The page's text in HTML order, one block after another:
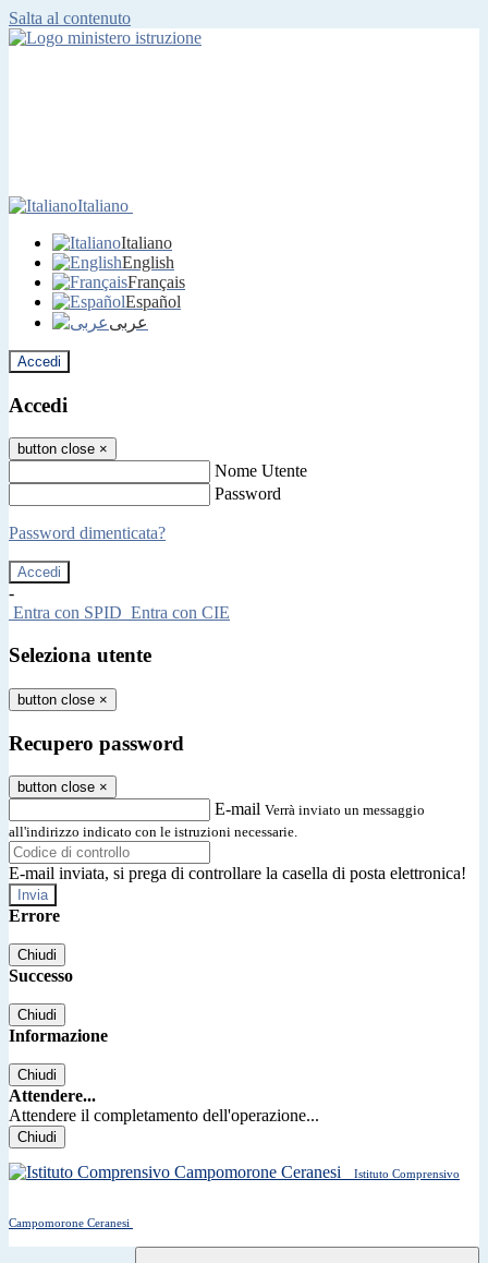
Salta al contenuto
Italiano
Italiano
English
Français
Español
عربى
Accedi
Accedi
button close ×
Nome Utente
Password
Password dimenticata?
-
Entra con SPID Entra con CIE
Seleziona utente
button close ×
Recupero password
button close ×
E-mail Verrà inviato un messaggio
all'indirizzo indicato con le istruzioni necessarie.
E-mail inviata, si prega di controllare la casella di posta elettronica!
Errore
Chiudi
Successo
Chiudi
Informazione
Chiudi
Attendere...
Attendere il completamento dell'operazione...
Chiudi
Istituto Comprensivo
Campomorone Ceranesi